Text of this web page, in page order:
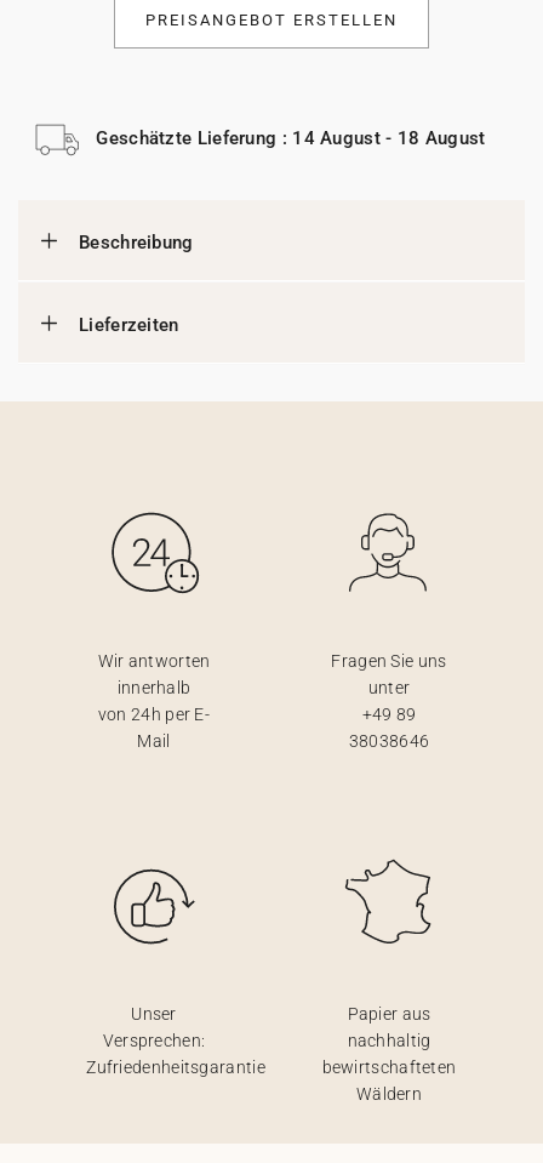
PREISANGEBOT ERSTELLEN
Geschätzte Lieferung : 14 August - 18 August
Beschreibung
Lieferzeiten
Wir antworten
innerhalb
von 24h per E-
Mail
Fragen Sie uns
unter
+49 89
38038646
Unser
Versprechen:
Zufriedenheitsgarantie
Papier aus
nachhaltig
bewirtschafteten
Wäldern